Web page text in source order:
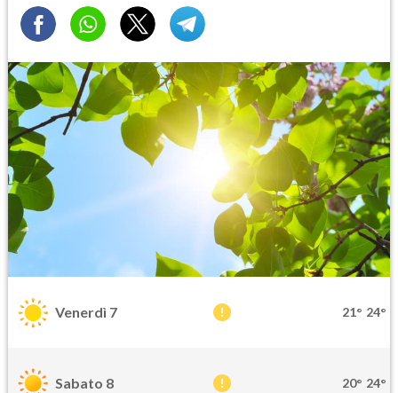
Venerdì 7 21° 24°
Sabato 8 20° 24°